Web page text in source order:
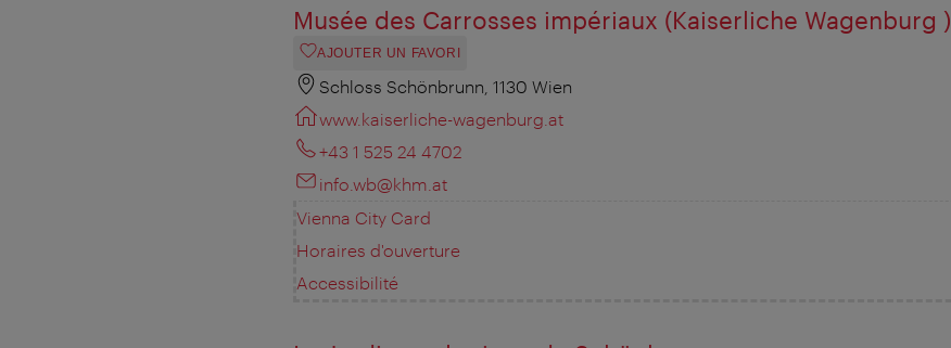
Musée des Carrosses impériaux (Kaiserliche Wagenburg )
AJOUTER UN FAVORI
Schloss Schönbrunn, 1130 Wien
www.kaiserliche-wagenburg.at
+43 1 525 24 4702
info.wb@khm.at
Vienna City Card
Horaires d'ouverture
Accessibilité